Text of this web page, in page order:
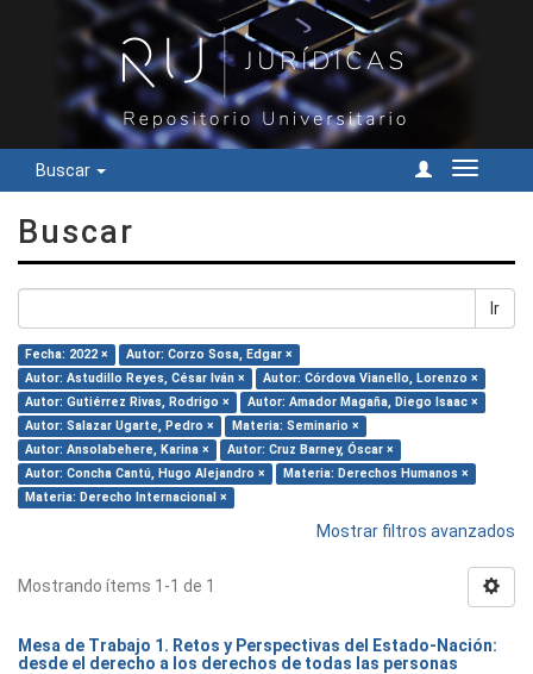
Buscar
Cambiar
Buscar
Ir
Fecha: 2022 ×
Autor: Corzo Sosa, Edgar ×
Autor: Astudillo Reyes, César Iván ×
Autor: Córdova Vianello, Lorenzo ×
Autor: Gutiérrez Rivas, Rodrigo ×
Autor: Amador Magaña, Diego Isaac ×
Autor: Salazar Ugarte, Pedro ×
Materia: Seminario ×
Autor: Ansolabehere, Karina ×
Autor: Cruz Barney, Óscar ×
Autor: Concha Cantú, Hugo Alejandro ×
Materia: Derechos Humanos ×
Materia: Derecho Internacional ×
Mostrar filtros avanzados
Mostrando ítems 1-1 de 1
Mesa de Trabajo 1. Retos y Perspectivas del Estado-Nación:
desde el derecho a los derechos de todas las personas